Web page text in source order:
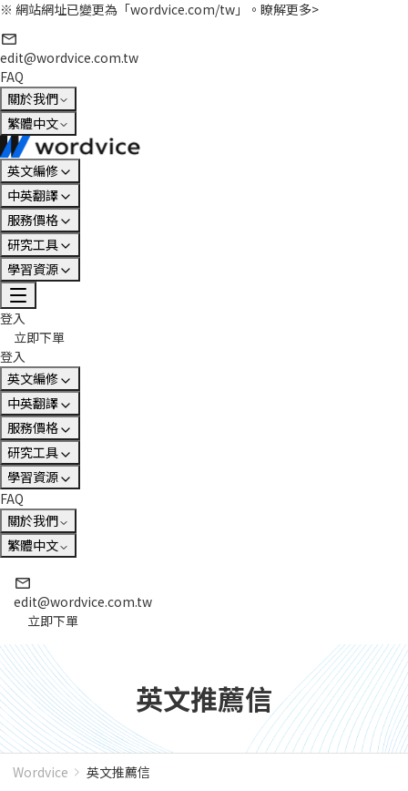
※ 網站網址已變更為「wordvice.com/tw」。 瞭解更多>
edit@wordvice.com.tw
FAQ
關於我們
繁體中文
英文編修
中英翻譯
服務價格
研究工具
學習資源
登入
立即下單
登入
英文編修
中英翻譯
服務價格
研究工具
學習資源
FAQ
關於我們
繁體中文
edit@wordvice.com.tw
立即下單
英文推薦信
Wordvice 英文推薦信